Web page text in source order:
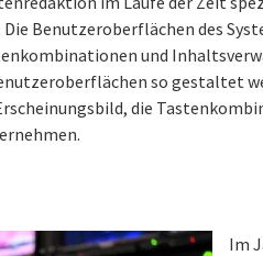
Benutzeroberflächen des
und
so gestaltet
die
Im